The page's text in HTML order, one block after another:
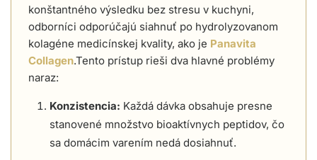
konštantného výsledku bez stresu v kuchyni,
odborníci odporúčajú siahnuť po hydrolyzovanom
kolagéne medicínskej kvality, ako je Panavita
Collagen.Tento prístup rieši dva hlavné problémy
naraz:
Konzistencia: Každá dávka obsahuje presne
stanovené množstvo bioaktívnych peptidov, čo
sa domácim varením nedá dosiahnuť.